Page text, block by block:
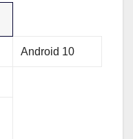
Android 10